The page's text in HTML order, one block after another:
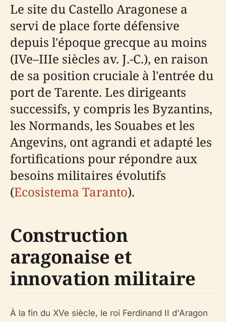
Le site du Castello Aragonese a
servi de place forte défensive
depuis l'époque grecque au moins
(IVe–IIIe siècles av. J.-C.), en raison
de sa position cruciale à l'entrée du
port de Tarente. Les dirigeants
successifs, y compris les Byzantins,
les Normands, les Souabes et les
Angevins, ont agrandi et adapté les
fortifications pour répondre aux
besoins militaires évolutifs
(Ecosistema Taranto).
Construction
aragonaise et
innovation militaire
À la fin du XVe siècle, le roi Ferdinand II d'Aragon